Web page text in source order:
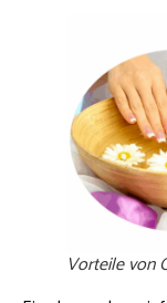
Vorteile von